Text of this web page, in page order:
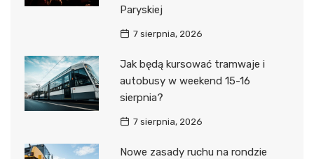
Paryskiej
7 sierpnia, 2026
Jak będą kursować tramwaje i
autobusy w weekend 15-16
sierpnia?
7 sierpnia, 2026
Nowe zasady ruchu na rondzie